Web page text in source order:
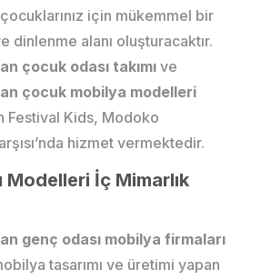
çocuklarınız için mükemmel bir
dinlenme alanı oluşturacaktır.
çocuk odası takımı ve
çocuk mobilya modelleri
Festival Kids, Modoko
hizmet vermektedir.
Modelleri İç Mimarlık
genç odası mobilya firmaları
tasarımı ve üretimi yapan